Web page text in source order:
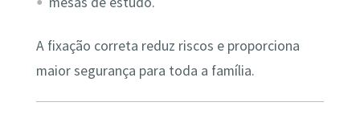
A fixação correta reduz riscos e proporciona
maior segurança para toda a família.